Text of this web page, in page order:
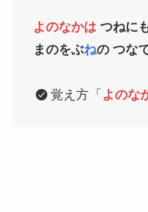
よのなかはつねに
まのをぶねの つな
覚え方 「 よのな